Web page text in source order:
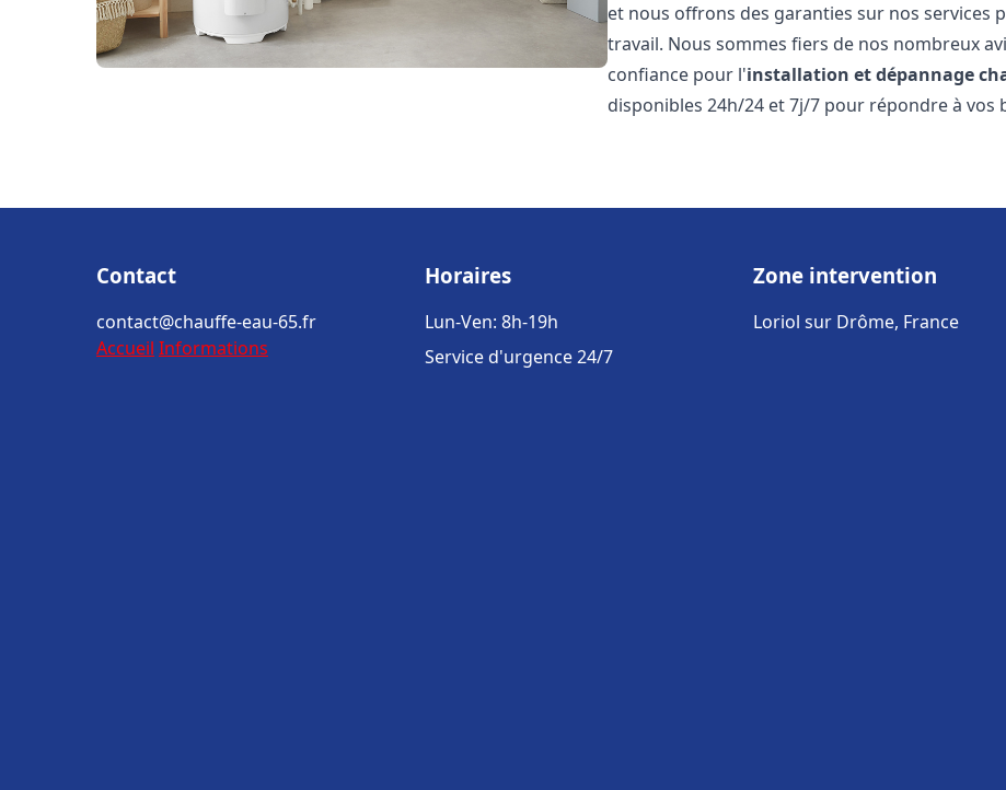
et nous offrons des garanties sur nos services
travail. Nous sommes fiers de nos nombreux
confiance pour l'installation et dépannage
disponibles 24h/24 et 7j/7 pour répondre à vos
Contact
contact@chauffe-eau-65.fr
Accueil Informations
Horaires
Lun-Ven: 8h-19h
Service d'urgence 24/7
Zone intervention
Loriol sur Drôme, France